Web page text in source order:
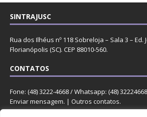
SINTRAJUSC
Rua dos Ilhéus nº 118 Sobreloja – Sala 3 – Ed.
Florianópolis (SC). CEP 88010-560.
CONTATOS
Fone: (48) 3222-4668 / Whatsapp: (48)
Enviar mensagem. | Outros contatos.